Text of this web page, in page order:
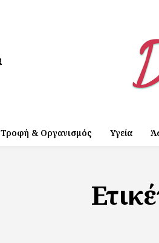
Τροφή & Οργανισμός Υγεία